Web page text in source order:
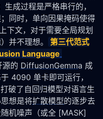
生成过程是严格串行的，
同时，单向因果掩码使得
下文，对于需要全局规划
并不理想。
第三代范式
Language
的 DiffusionGemma 成
4090 单卡即可运行，
破了自回归模型对语言生
想是将扩散模型的逐步去
机噪声（或全 [MASK]